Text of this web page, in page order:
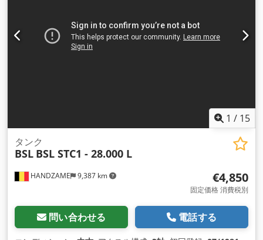
1 / 15
HANDZAME 9,387 km
タンク
BSL BSL STC1 - 28.000 L
€4,850
固定価格 消費税別
問い合わせる 電話する